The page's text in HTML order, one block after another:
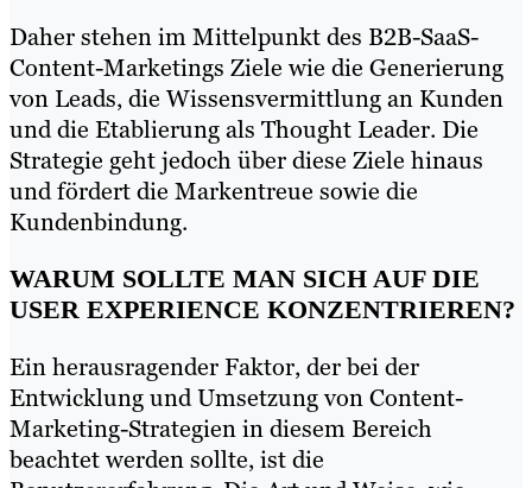
Daher stehen im Mittelpunkt des B2B-SaaS-
Content-Marketings Ziele wie die Generierung
von Leads, die Wissensvermittlung an Kunden
und die Etablierung als Thought Leader. Die
Strategie geht jedoch über diese Ziele hinaus
und fördert die Markentreue sowie die
Kundenbindung.
WARUM SOLLTE MAN SICH AUF DIE
USER EXPERIENCE KONZENTRIEREN?
Ein herausragender Faktor, der bei der
Entwicklung und Umsetzung von Content-
Marketing-Strategien in diesem Bereich
beachtet werden sollte, ist die